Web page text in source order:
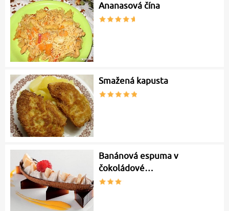
Ananasová čína
Smažená kapusta
Banánová espuma v
čokoládové…